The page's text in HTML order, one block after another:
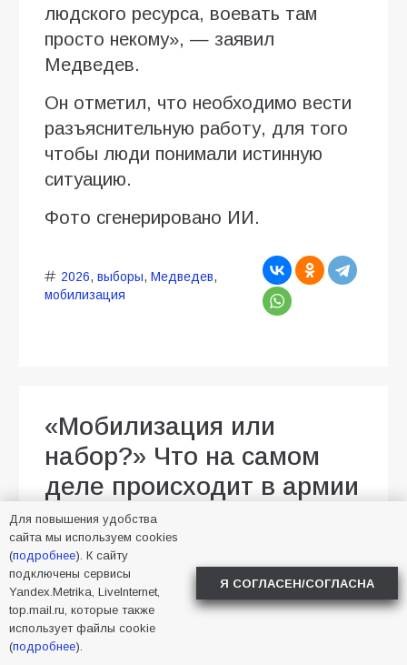
людского ресурса, воевать там
просто некому», — заявил
Медведев.
Он отметил, что необходимо вести
разъяснительную работу, для того
чтобы люди понимали истинную
ситуацию.
Фото сгенерировано ИИ.
2026, выборы, Медведев,
мобилизация
«Мобилизация или
набор?» Что на самом
деле происходит в армии
России в августе 2026
года
03.08.2026
Малика Тапаева
Новости в стране
101
Для повышения удобства
сайта мы используем cookies
(подробнее). К сайту
подключены сервисы
Yandex.Metrika, LiveInternet,
top.mail.ru, которые также
использует файлы cookie
(подробнее).
Я СОГЛАСЕН/СОГЛАСНА